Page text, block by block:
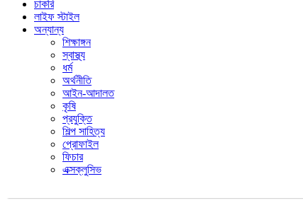
চাকরি
লাইফ স্টাইল
অন্যান্য
শিক্ষাঙ্গন
স্বাস্থ্য
ধর্ম
অর্থনীতি
আইন-আদালত
কৃষি
প্রযুক্তি
শিল্প সাহিত্য
প্রোফাইল
ফিচার
এক্সক্লুসিভ